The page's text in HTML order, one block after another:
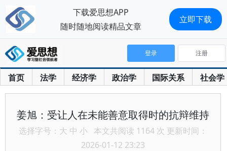
首页 法学 经济学 政治学 国际关系 社会学
登录 注册
姜旭：受让人在未能善意取得时的抗辩维持
选择字号： 大 中 小 本文共阅读 1164 次 更新时间：
2026-01-12 23:23
下载爱思想APP
随时随地阅读精品文章
立即下载